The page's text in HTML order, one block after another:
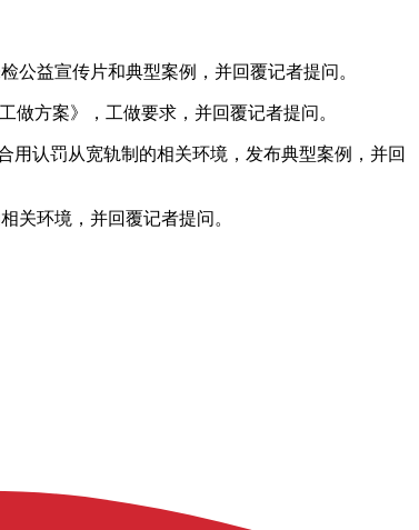
益宣传片和典型案例，并回覆记者提问。
方案》，工做要求，并回覆记者提问。
认罚从宽轨制的相关环境，发布典型案例，并回
环境，并回覆记者提问。